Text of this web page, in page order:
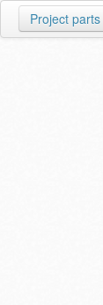
Project parts